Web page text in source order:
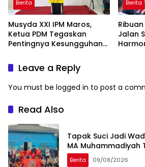
Berita
Musyda XXI IPM Maros,
Ketua PDM Tegaskan
Pentingnya Kesungguhan
Berita
Jalan
Leave a Reply
You must be logged in to post a
Read Also
Tapak Suci Jadi
MA Muhammadiyah
Berita 09/08/2026